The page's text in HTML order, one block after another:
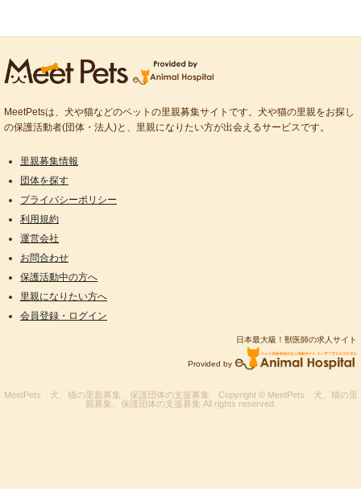
MeetPetsは、犬や猫などのペットの里親募集サイトです。犬や猫の里親をお探し
の保護活動者(団体・法人)と、里親になりたい方が出会えるサービスです。
里親募集情報
団体を探す
プライバシーポリシー
利用規約
運営会社
お問合わせ
保護活動中の方へ
里親になりたい方へ
会員登録・ログイン
日本最大級！獣医師の求人サイト
Provided by
MeetPets 犬、猫の里親募集、保護団体の支援募集 Copyright © MeetPets 犬、猫の里
親募集、保護団体の支援募集 All rights reserved.